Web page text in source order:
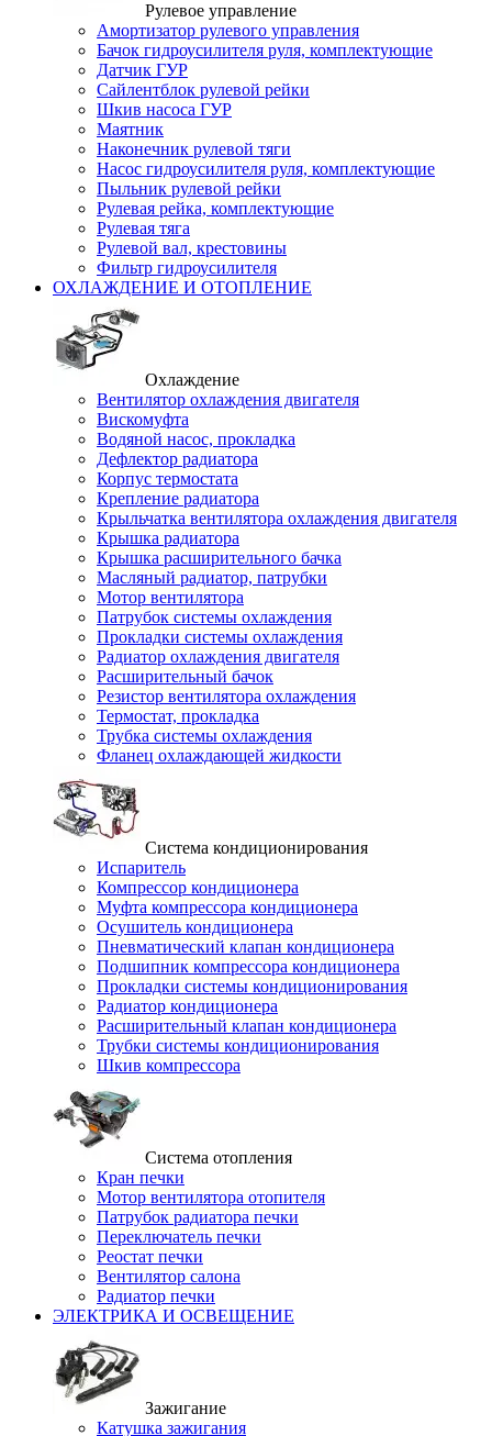
Рулевое управление
Амортизатор рулевого управления
Бачок гидроусилителя руля, комплектующие
Датчик ГУР
Сайлентблок рулевой рейки
Шкив насоса ГУР
Маятник
Наконечник рулевой тяги
Насос гидроусилителя руля, комплектующие
Пыльник рулевой рейки
Рулевая рейка, комплектующие
Рулевая тяга
Рулевой вал, крестовины
Фильтр гидроусилителя
ОХЛАЖДЕНИЕ И ОТОПЛЕНИЕ
Охлаждение
Вентилятор охлаждения двигателя
Вискомуфта
Водяной насос, прокладка
Дефлектор радиатора
Корпус термостата
Крепление радиатора
Крыльчатка вентилятора охлаждения двигателя
Крышка радиатора
Крышка расширительного бачка
Масляный радиатор, патрубки
Мотор вентилятора
Патрубок системы охлаждения
Прокладки системы охлаждения
Радиатор охлаждения двигателя
Расширительный бачок
Резистор вентилятора охлаждения
Термостат, прокладка
Трубка системы охлаждения
Фланец охлаждающей жидкости
Система кондиционирования
Испаритель
Компрессор кондиционера
Муфта компрессора кондиционера
Осушитель кондиционера
Пневматический клапан кондиционера
Подшипник компрессора кондиционера
Прокладки системы кондиционирования
Радиатор кондиционера
Расширительный клапан кондиционера
Трубки системы кондиционирования
Шкив компрессора
Система отопления
Кран печки
Мотор вентилятора отопителя
Патрубок радиатора печки
Переключатель печки
Реостат печки
Вентилятор салона
Радиатор печки
ЭЛЕКТРИКА И ОСВЕЩЕНИЕ
Зажигание
Катушка зажигания